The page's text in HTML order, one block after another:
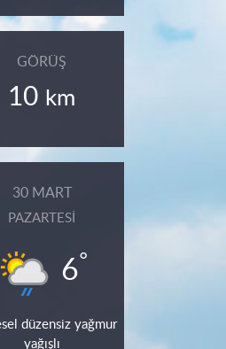
GÖRÜŞ
10 km
30 MART
PAZARTESI
6°
düzensiz yağmur
yağışlı